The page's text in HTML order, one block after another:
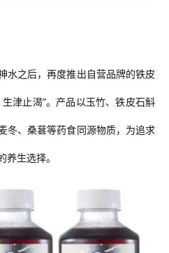
水之后，再度推出自营品牌的铁皮
生津止渴”。产品以玉竹、铁皮石斛
冬、桑葚等药食同源物质，为追求
生选择。